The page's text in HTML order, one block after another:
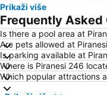
Prikaži više
Frequently
Is there a pool area at
Are pets allowed at
Is parking available at
Where is Piranesi 246
Which popular attractions